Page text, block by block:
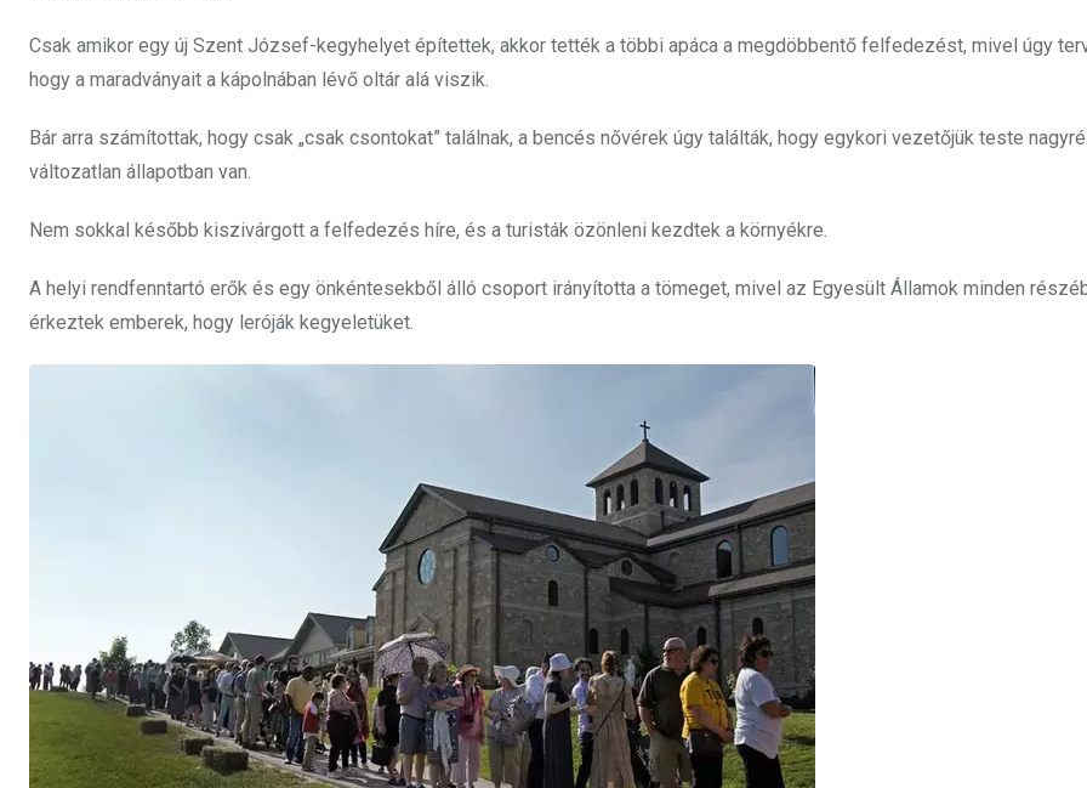
Csak amikor egy új Szent József-kegyhelyet építettek, akkor tették a többi apáca a megdöbbentő felfedezést, mivel úgy
hogy a maradványait a kápolnában lévő oltár alá viszik.
Bár arra számítottak, hogy csak „csak csontokat” találnak, a bencés nővérek úgy találták, hogy egykori vezetőjük teste
változatlan állapotban van.
Nem sokkal később kiszivárgott a felfedezés híre, és a turisták özönleni kezdtek a környékre.
A helyi rendfenntartó erők és egy önkéntesekből álló csoport irányította a tömeget, mivel az Egyesült Államok minden
érkeztek emberek, hogy leróják kegyeletüket.